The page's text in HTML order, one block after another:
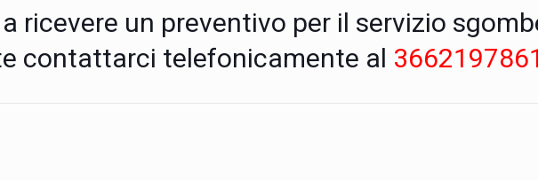
ricevere un preventivo per il servizio
contattarci telefonicamente al 3662197861